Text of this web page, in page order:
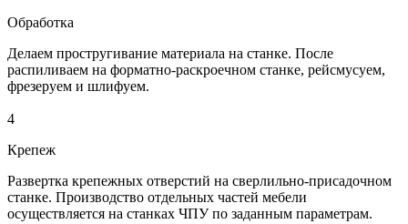
Обработка
Делаем простругивание материала на станке. После
распиливаем на форматно-раскроечном станке, рейсмусуем,
фрезеруем и шлифуем.
4
Крепеж
Развертка крепежных отверстий на сверлильно-присадочном
станке. Производство отдельных частей мебели
осуществляется на станках ЧПУ по заданным параметрам.